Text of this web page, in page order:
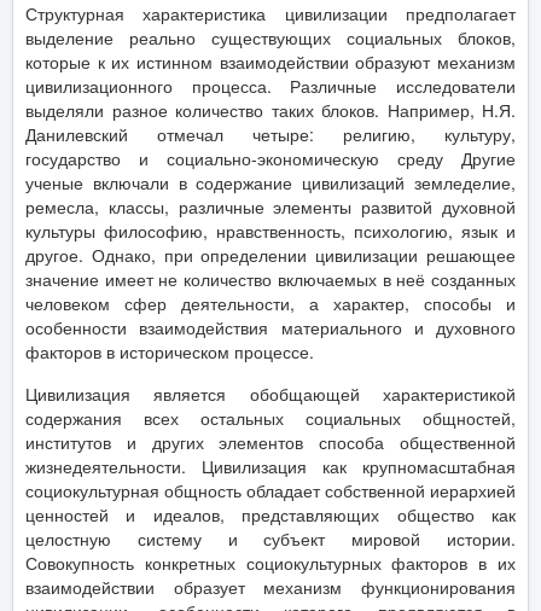
Структурная характеристика цивилизации предполагает
выделение реально существующих социальных блоков,
которые к их истинном взаимодействии образуют механизм
цивилизационного процесса. Различные исследователи
выделяли разное количество таких блоков. Например, Н.Я.
Данилевский отмечал четыре: религию, культуру,
государство и социально-экономическую среду Другие
ученые включали в содержание цивилизаций земледелие,
ремесла, классы, различные элементы развитой духовной
культуры философию, нравственность, психологию, язык и
другое. Однако, при определении цивилизации решающее
значение имеет не количество включаемых в неё созданных
человеком сфер деятельности, а характер, способы и
особенности взаимодействия материального и духовного
факторов в историческом процессе.
Цивилизация является обобщающей характеристикой
содержания всех остальных социальных общностей,
институтов и других элементов способа общественной
жизнедеятельности. Цивилизация как крупномасштабная
социокультурная общность обладает собственной иерархией
ценностей и идеалов, представляющих общество как
целостную систему и субъект мировой истории.
Совокупность конкретных социокультурных факторов в их
взаимодействии образует механизм функционирования